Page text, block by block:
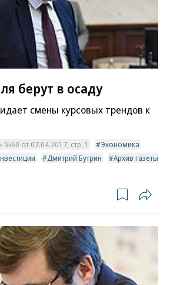
берут в осаду
смены курсовых трендов к
№60 от 07.04.2017, стр. 1
Экономика
Дмитрий Бутрин
Архив газеты